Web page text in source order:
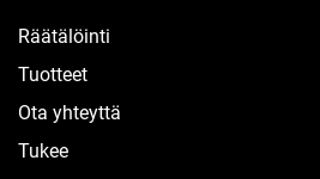
Räätälöinti
Tuotteet
Ota yhteyttä
Tukee